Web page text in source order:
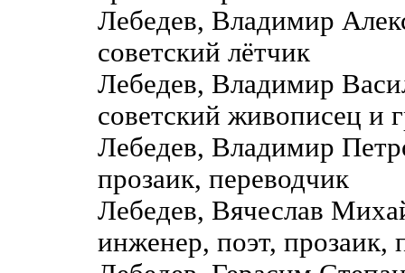
Лебедев, Владимир
советский лётчик
Лебедев, Владимир
советский живописец и
Лебедев, Владимир
прозаик, переводчик
Лебедев, Вячеслав
инженер, поэт, прозаик,